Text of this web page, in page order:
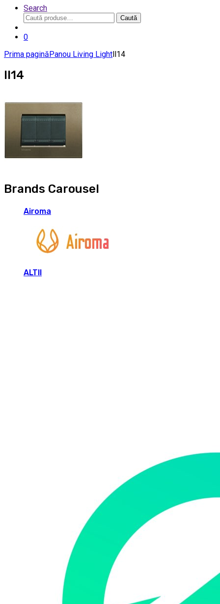
Search
Caută
după:
Caută
0
Prima paginăPanou Living Lightll14
ll14
Brands Carousel
Airoma
ALTII